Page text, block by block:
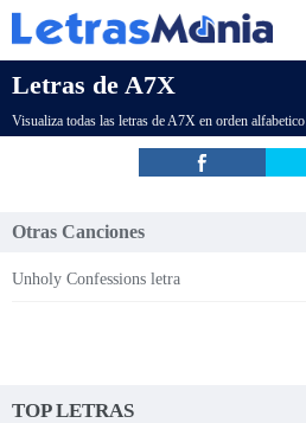
Letras de A7X
Visualiza todas las letras de A7X en orden alfabetico
Otras Canciones
Unholy Confessions letra
TOP LETRAS